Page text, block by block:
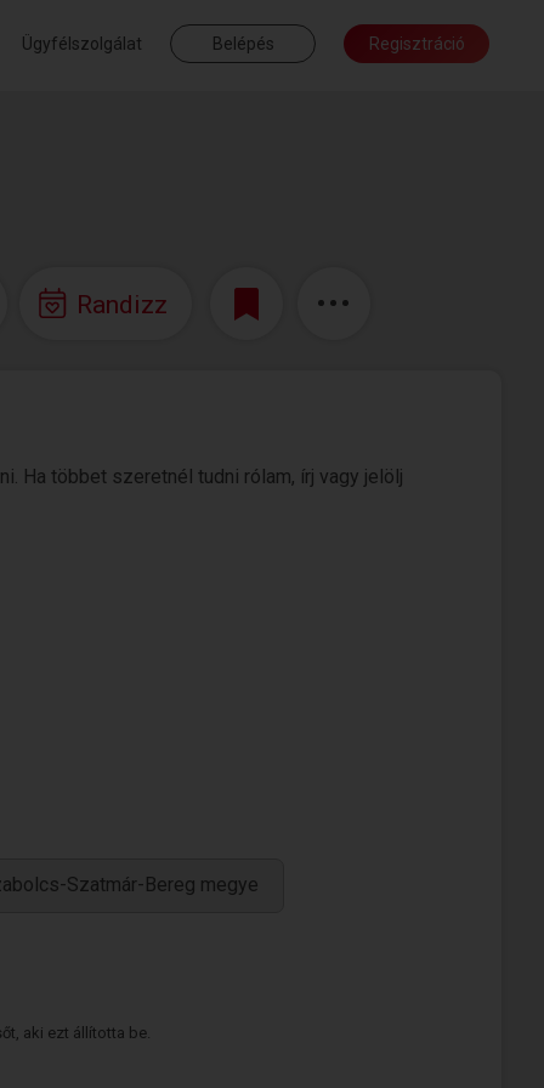
Ügyfélszolgálat Belépés Regisztráció
Randizz
Ha többet szeretnél tudni rólam, írj vagy jelölj
Szatmár-Bereg megye
aki ezt állította be.